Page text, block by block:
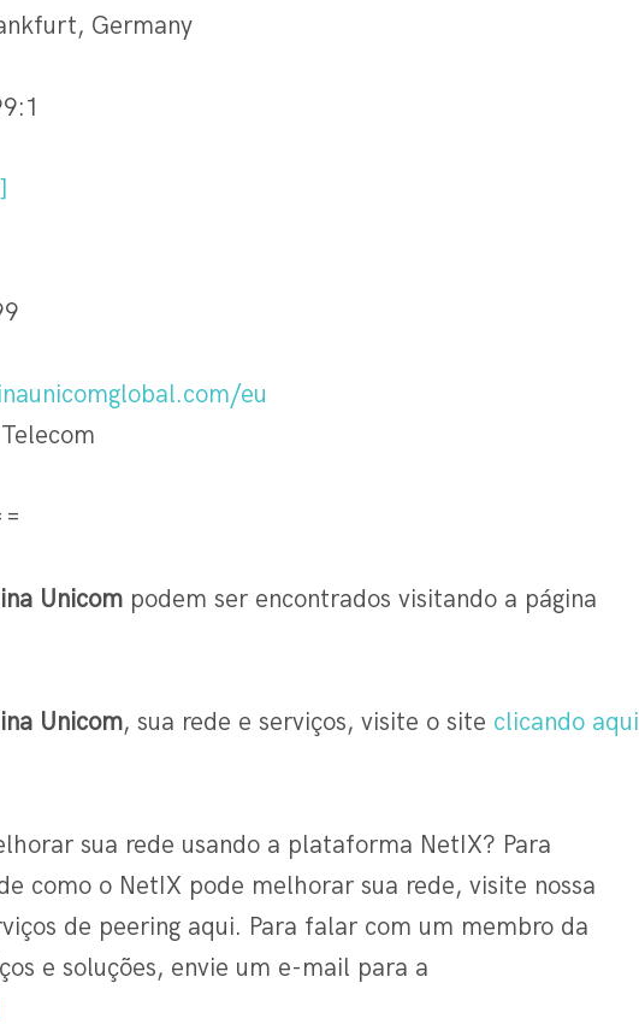
Germany
eu
Unicom podem ser encontrados visitando a página
Unicom, sua rede e serviços, visite o site clicando aqui
sua rede usando a plataforma NetIX? Para
como o NetIX pode melhorar sua rede, visite nossa
de peering aqui. Para falar com um membro da
e soluções, envie um e-mail para a